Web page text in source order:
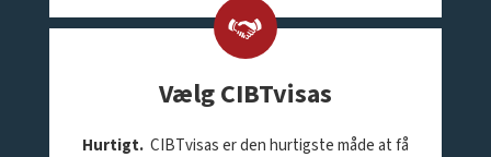
Vælg CIBTvisas
Hurtigt.CIBTvisas er den hurtigste måde at få